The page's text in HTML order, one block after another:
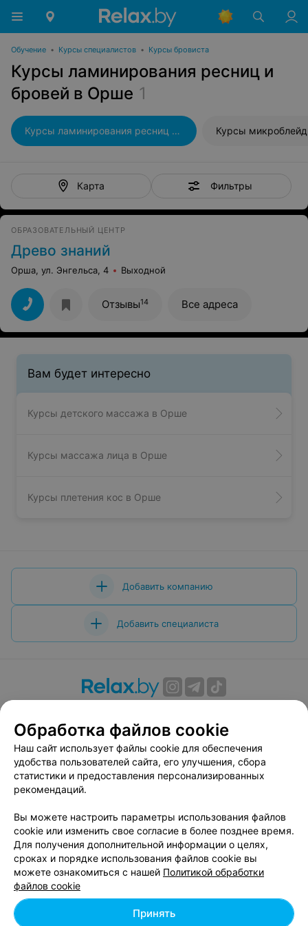
Обучение • Курсы специалистов • Курсы бровиста
Курсы ламинирования ресниц и
бровей в Орше 1
Курсы ламинирования ресниц и бровей Курсы
Карта Фильтры
ОБРАЗОВАТЕЛЬНЫЙ ЦЕНТР
Древо знаний
Орша, ул. Энгельса, 4 Выходной
Отзывы14 Все адреса
Вам будет интересно
Курсы детского массажа в Орше
Курсы массажа лица в Орше
Курсы плетения кос в Орше
Добавить компанию
Добавить специалиста
Вакансии
Публичный договор
Способы оплаты
Публичный договор по использованию сервиса
«Афиша»
Пользовательское соглашение
Связаться по вопросам сотрудничества
Написать руководителю relax.by
Персональные настройки cookie
Обработка персональных данных
Обработка файлов cookie
Наш сайт использует файлы cookie для обеспечения
удобства пользователей сайта, его улучшения, сбора
статистики и предоставления персонализированных
рекомендаций.
Вы можете настроить параметры использования файлов
cookie или изменить свое согласие в более позднее время.
Для получения дополнительной информации о целях,
сроках и порядке использования файлов cookie вы
можете ознакомиться с нашей Политикой обработки
файлов cookie
Принять